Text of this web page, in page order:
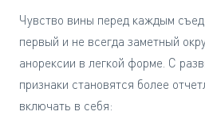
Чувство вины перед каждым
первый и не всегда заметный
анорексии в легкой форме. С
признаки становятся более
включать в себя: